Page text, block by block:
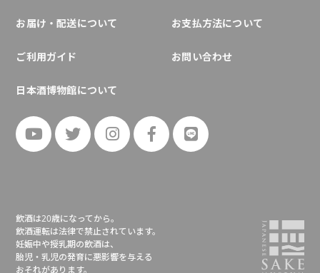
お届け・配送について お支払方法について
ご利用ガイド お問い合わせ
日本酒博物館について
飲酒は20歳になってから。
飲酒運転は法律で禁止されています。
妊娠中や授乳期の飲酒は、
胎児・乳児の発育に悪影響を与える
おそれがあります。